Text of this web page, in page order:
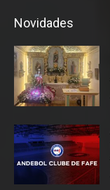
Novidades